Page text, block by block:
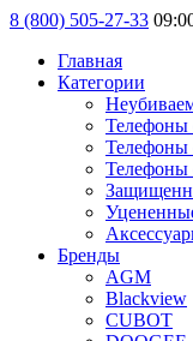
8 (800) 505-27-33
Главная
Категории
Телефоны
Телефоны
Телефоны
Бренды
AGM
Blackview
CUBOT